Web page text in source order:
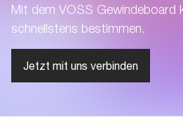
Mit dem VOSS Gewindeboard
schnellstens bestimmen.
Jetzt mit uns verbinden